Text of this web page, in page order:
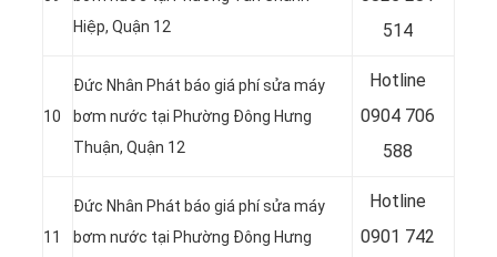
Hiệp, Quận 12
514
10
Đức Nhân Phát báo giá phí sửa máy
bơm nước tại Phường Đông Hưng
Thuận, Quận 12
Hotline
0904 706
588
11
Đức Nhân Phát báo giá phí sửa máy
bơm nước tại Phường Đông Hưng
Hotline
0901 742